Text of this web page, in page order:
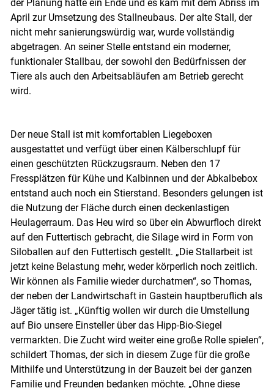
der Planung hatte ein Ende und es kam mit dem Abriss im
April zur Umsetzung des Stallneubaus. Der alte Stall, der
nicht mehr sanierungswürdig war, wurde vollständig
abgetragen. An seiner Stelle entstand ein moderner,
funktionaler Stallbau, der sowohl den Bedürfnissen der
Tiere als auch den Arbeitsabläufen am Betrieb gerecht
wird.
Der neue Stall ist mit komfortablen Liegeboxen
ausgestattet und verfügt über einen Kälberschlupf für
einen geschützten Rückzugsraum. Neben den 17
Fressplätzen für Kühe und Kalbinnen und der Abkalbebox
entstand auch noch ein Stierstand. Besonders gelungen ist
die Nutzung der Fläche durch einen deckenlastigen
Heulagerraum. Das Heu wird so über ein Abwurfloch direkt
auf den Futtertisch gebracht, die Silage wird in Form von
Siloballen auf den Futtertisch gestellt. „Die Stallarbeit ist
jetzt keine Belastung mehr, weder körperlich noch zeitlich.
Wir können als Familie wieder durchatmen“, so Thomas,
der neben der Landwirtschaft in Gastein hauptberuflich als
Jäger tätig ist. „Künftig wollen wir durch die Umstellung
auf Bio unsere Einsteller über das Hipp-Bio-Siegel
vermarkten. Die Zucht wird weiter eine große Rolle spielen“,
schildert Thomas, der sich in diesem Zuge für die große
Mithilfe und Unterstützung in der Bauzeit bei der ganzen
Familie und Freunden bedanken möchte. „Ohne diese